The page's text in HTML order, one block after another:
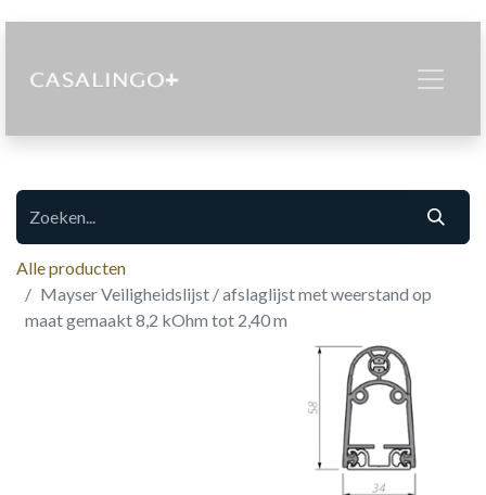
Alle producten
Mayser Veiligheidslijst / afslaglijst met weerstand op
maat gemaakt 8,2 kOhm tot 2,40 m